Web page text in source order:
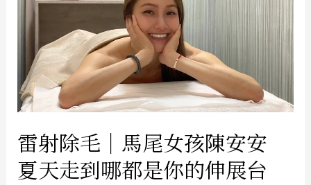
雷射除毛｜馬尾女孩陳安安
夏天走到哪都是你的伸展台